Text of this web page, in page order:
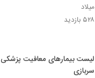
میلاد
۵۲۸ بازدید
لیست بیمارهای معافیت پزشکی
سربازی